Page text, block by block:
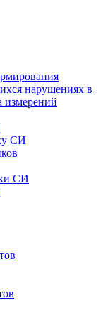
нарушениях в
измерений
СИ
СИ